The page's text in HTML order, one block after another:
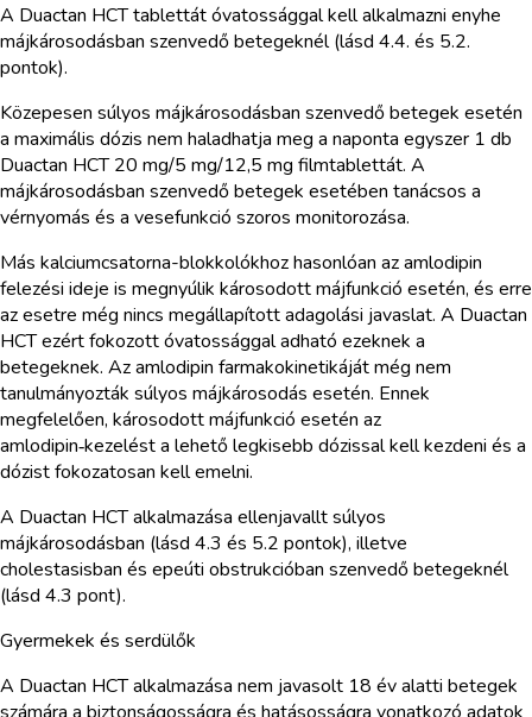
A Duactan HCT tablettát óvatossággal kell alkalmazni enyhe
májkárosodásban szenvedő betegeknél (lásd 4.4. és 5.2.
pontok).
Közepesen súlyos májkárosodásban szenvedő betegek esetén
a maximális dózis nem haladhatja meg a naponta egyszer 1 db
Duactan HCT 20 mg/5 mg/12,5 mg filmtablettát. A
májkárosodásban szenvedő betegek esetében tanácsos a
vérnyomás és a vesefunkció szoros monitorozása.
Más kalciumcsatorna-blokkolókhoz hasonlóan az amlodipin
felezési ideje is megnyúlik károsodott májfunkció esetén, és erre
az esetre még nincs megállapított adagolási javaslat. A Duactan
HCT ezért fokozott óvatossággal adható ezeknek a
betegeknek. Az amlodipin farmakokinetikáját még nem
tanulmányozták súlyos májkárosodás esetén. Ennek
megfelelően, károsodott májfunkció esetén az
amlodipin‑kezelést a lehető legkisebb dózissal kell kezdeni és a
dózist fokozatosan kell emelni.
A Duactan HCT alkalmazása ellenjavallt súlyos
májkárosodásban (lásd 4.3 és 5.2 pontok), illetve
cholestasisban és epeúti obstrukcióban szenvedő betegeknél
(lásd 4.3 pont).
Gyermekek és serdülők
A Duactan HCT alkalmazása nem javasolt 18 év alatti betegek
számára a biztonságosságra és hatásosságra vonatkozó adatok